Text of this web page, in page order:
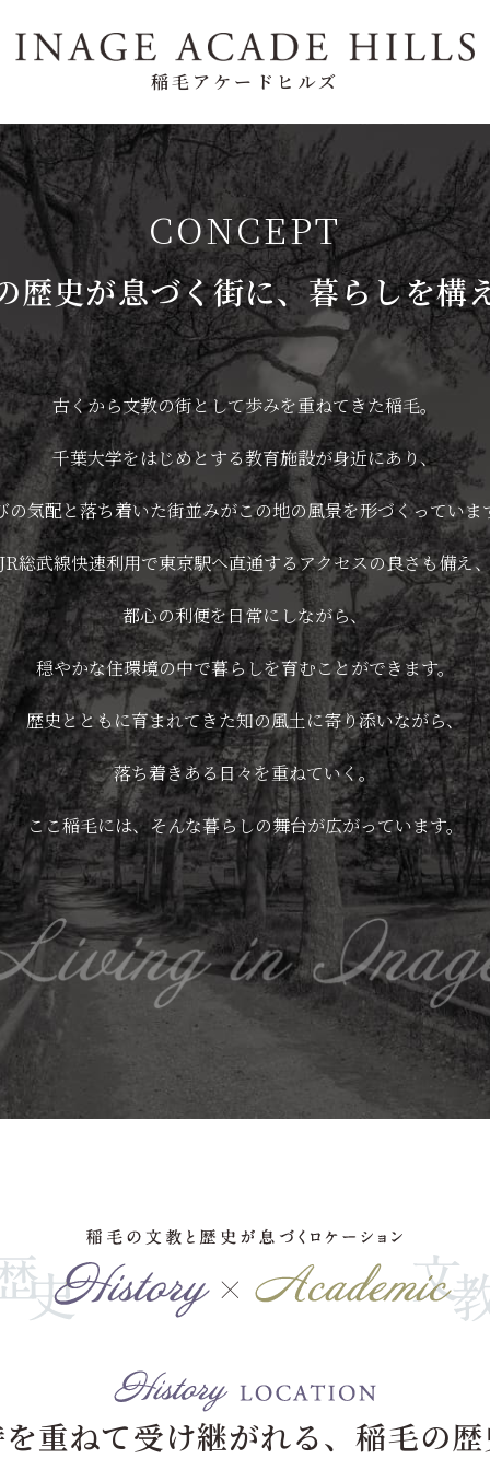
稲毛アケードヒルズ
CONCEPT
歴史が息づく街に、暮らしを構
古くから文教の街として歩みを重ねてきた稲毛。
千葉大学をはじめとする教育施設が身近にあり、
の気配と落ち着いた街並みがこの地の風景を形づくっていま
総武線快速利用で東京駅へ直通するアクセスの良さも備え
都心の利便を日常にしながら、
穏やかな住環境の中で暮らしを育むことができます。
歴史とともに育まれてきた知の風土に寄り添いながら、
落ち着きある日々を重ねていく。
ここ稲毛には、そんな暮らしの舞台が広がっています。
重ねて受け継がれる、稲毛の